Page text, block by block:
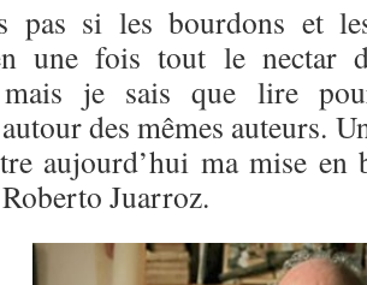
pas si les bourdons et
une fois tout le nectar
je sais que lire
des mêmes auteurs.
aujourd’hui ma mise en
Juarroz.